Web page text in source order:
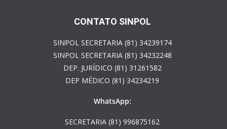
CONTATO SINPOL
SINPOL SECRETARIA (81) 34239174
SINPOL SECRETARIA (81) 34232248
DEP. JURÍDICO (81) 31261582
DEP MÉDICO (81) 34234219
WhatsApp:
SECRETARIA (81) 996875162